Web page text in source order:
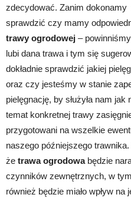
zdecydować. Zanim
sprawdzić czy mamy
trawy ogrodowej –
lubi dana trawa i tym się
dokładnie sprawdzić jakiej
oraz czy jesteśmy w stanie
pielęgnację, by służyła nam
temat konkretnej trawy
przygotowani na wszelkie
naszego późniejszego
że trawa ogrodowabędzie
czynników zewnętrznych, w
również będzie miało wpływ na